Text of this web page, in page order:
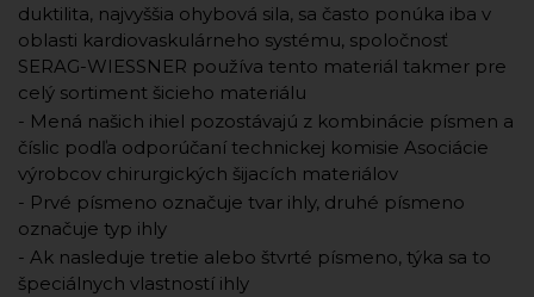
duktilita, najvyššia ohybová sila, sa často ponúka iba v
oblasti kardiovaskulárneho systému, spoločnosť
SERAG-WIESSNER používa tento materiál takmer pre
celý sortiment šicieho materiálu
- Mená našich ihiel pozostávajú z kombinácie písmen a
číslic podľa odporúčaní technickej komisie Asociácie
výrobcov chirurgických šijacích materiálov
- Prvé písmeno označuje tvar ihly, druhé písmeno
označuje typ ihly
- Ak nasleduje tretie alebo štvrté písmeno, týka sa to
špeciálnych vlastností ihly